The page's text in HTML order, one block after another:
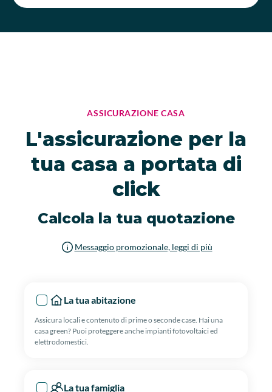
ASSICURAZIONE CASA
L'assicurazione per la
tua casa a portata di
click
Calcola la tua quotazione
Messaggio promozionale, leggi di più
La tua abitazione
Assicura locali e contenuto di prime o seconde case. Hai una
casa green? Puoi proteggere anche impianti fotovoltaici ed
elettrodomestici.
La tua famiglia